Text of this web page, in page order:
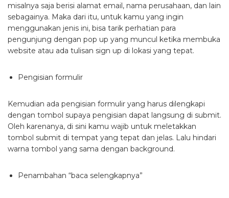
misalnya saja berisi alamat email, nama perusahaan, dan lain
sebagainya. Maka dari itu, untuk kamu yang ingin
menggunakan jenis ini, bisa tarik perhatian para
pengunjung dengan pop up yang muncul ketika membuka
website atau ada tulisan sign up di lokasi yang tepat.
Pengisian formulir
Kemudian ada pengisian formulir yang harus dilengkapi
dengan tombol supaya pengisian dapat langsung di submit.
Oleh karenanya, di sini kamu wajib untuk meletakkan
tombol submit di tempat yang tepat dan jelas. Lalu hindari
warna tombol yang sama dengan background.
Penambahan “baca selengkapnya”